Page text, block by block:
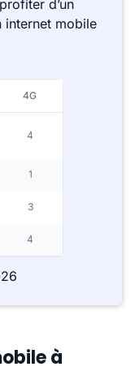
d’un
internet mobile
4G
4
1
3
4
à